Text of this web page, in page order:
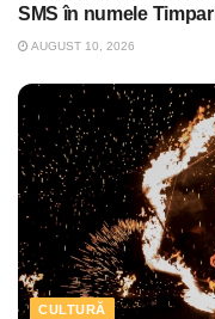
SMS în numele
AUGUST 10, 2026
CULTURĂ